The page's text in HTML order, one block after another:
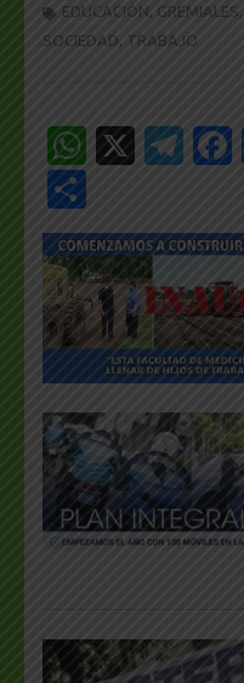
EDUCACIÓN GREMIALES
SOCIEDAD
TRABAJO
X